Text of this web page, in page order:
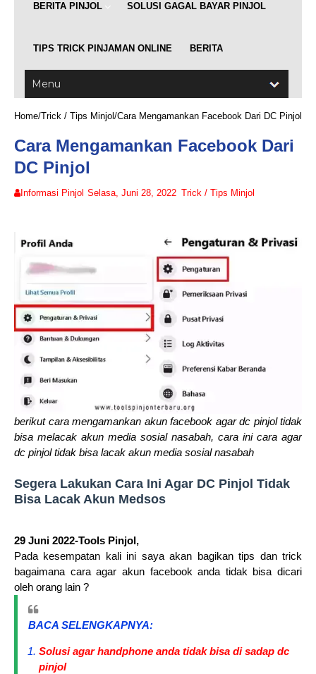
BERITA PINJOL SOLUSI GAGAL BAYAR PINJOL
TIPS TRICK PINJAMAN ONLINE BERITA
Home/Trick / Tips Minjol /Cara Mengamankan Facebook Dari DC Pinjol
Cara Mengamankan Facebook Dari
DC Pinjol
Informasi Pinjol Selasa, Juni 28, 2022 Trick / Tips Minjol
berikut cara mengamankan akun facebook agar dc pinjol tidak
bisa melacak akun media sosial nasabah, cara ini cara agar
dc pinjol tidak bisa lacak akun media sosial nasabah
Segera Lakukan Cara Ini Agar DC Pinjol Tidak
Bisa Lacak Akun Medsos
29 Juni 2022-Tools Pinjol,
Pada kesempatan kali ini saya akan bagikan tips dan trick
bagaimana cara agar akun facebook anda tidak bisa dicari
oleh orang lain ?
BACA SELENGKAPNYA:
Solusi agar handphone anda tidak bisa di sadap dc
pinjol